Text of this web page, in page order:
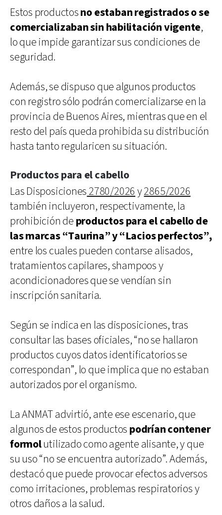
Estos productosno estaban registrados o se
comercializaban sin habilitación vigente,
lo que impide garantizar sus condiciones de
seguridad.
Además, se dispuso que algunos productos
con registro sólo podrán comercializarse en la
provincia de Buenos Aires, mientras que en el
resto del país queda prohibida su distribución
hasta tanto regularicen su situación.
Productos para el cabello
Las Disposiciones 2780/2026 y2865/2026
también incluyeron, respectivamente, la
prohibición de productos para el cabello de
las marcas “Taurina” y “Lacios perfectos”,
entre los cuales pueden contarse alisados,
tratamientos capilares, shampoos y
acondicionadores que se vendían sin
inscripción sanitaria.
Según se indica en las disposiciones, tras
consultar las bases oficiales, “no se hallaron
productos cuyos datos identificatorios se
correspondan”, lo que implica que no estaban
autorizados por el organismo.
La ANMAT advirtió, ante ese escenario, que
algunos de estos productos podrían contener
formolutilizado como agente alisante, y que
su uso “no se encuentra autorizado”. Además,
destacó que puede provocar efectos adversos
como irritaciones, problemas respiratorios y
otros daños a la salud.